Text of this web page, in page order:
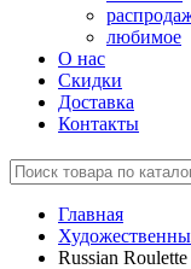
любимое
О нас
Скидки
Доставка
Контакты
Главная
Russian